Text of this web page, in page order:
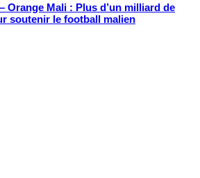
Orange Mali : Plus d’un milliard de
soutenir le football malien